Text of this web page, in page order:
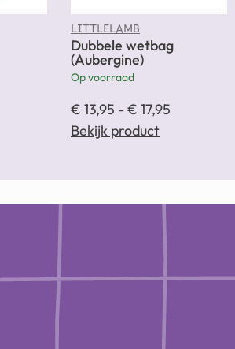
LITTLELAMB
Dubbele wetbag
(Aubergine)
Op voorraad
€ 13,95 - € 17,95
Bekijk product